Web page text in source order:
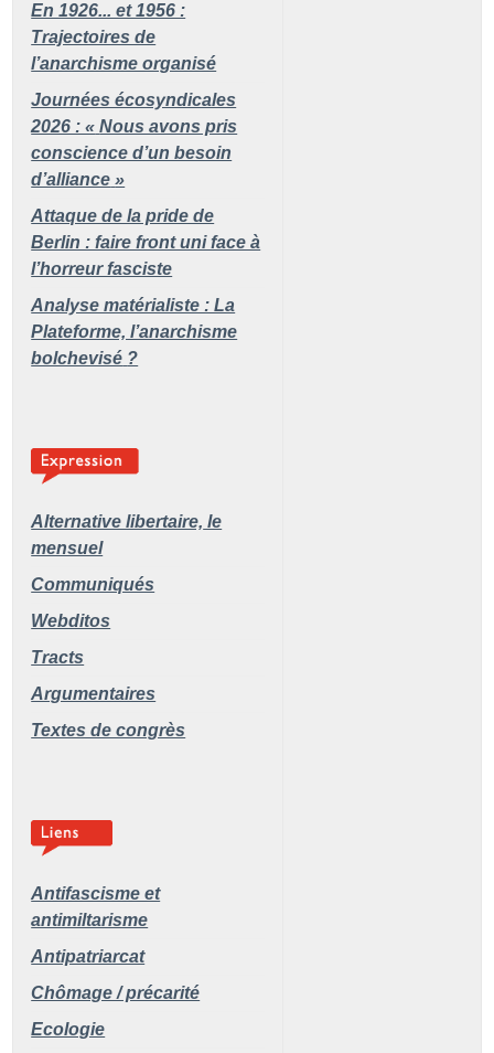
En 1926... et 1956 :
Trajectoires de
l’anarchisme organisé
Journées écosyndicales
2026 : « Nous avons pris
conscience d’un besoin
d’alliance »
Attaque de la pride de
Berlin : faire front uni face à
l’horreur fasciste
Analyse matérialiste : La
Plateforme, l’anarchisme
bolchevisé ?
Alternative libertaire, le
mensuel
Communiqués
Webditos
Tracts
Argumentaires
Textes de congrès
Antifascisme et
antimiltarisme
Antipatriarcat
Chômage / précarité
Ecologie